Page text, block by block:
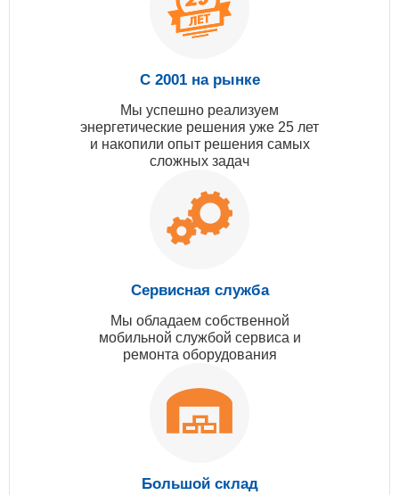
С 2001 на рынке
Мы успешно реализуем
энергетические решения уже 25 лет
и накопили опыт решения самых
сложных задач
Сервисная служба
Мы обладаем собственной
мобильной службой сервиса и
ремонта оборудования
Большой склад